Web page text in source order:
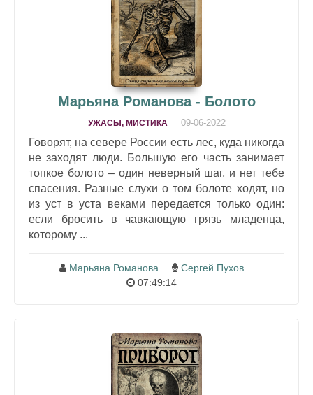
Марьяна Романова - Болото
УЖАСЫ, МИСТИКА 09-06-2022
Говорят, на севере России есть лес, куда никогда
не заходят люди. Большую его часть занимает
топкое болото – один неверный шаг, и нет тебе
спасения. Разные слухи о том болоте ходят, но
из уст в уста веками передается только один:
если бросить в чавкающую грязь младенца,
которому ...
Марьяна Романова
Сергей Пухов
07:49:14